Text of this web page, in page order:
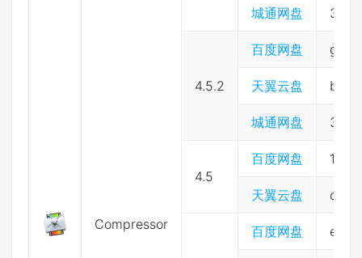
Compressor
城通网盘
4.5.2
百度网盘 gtgs
天翼云盘 bck9
城通网盘
4.5
百度网盘 1nme
天翼云盘 c0fi
百度网盘 ewn1